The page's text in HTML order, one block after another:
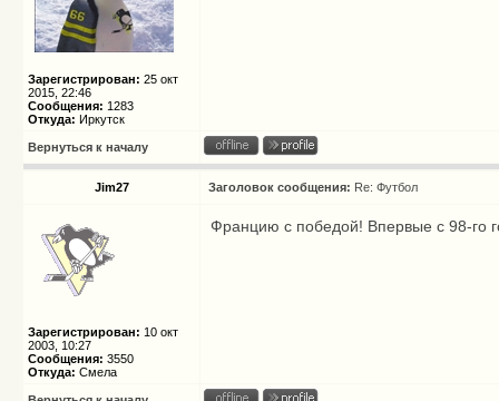
Зарегистрирован: 25 окт
2015, 22:46
Сообщения: 1283
Откуда: Иркутск
Вернуться к началу
Jim27 Заголовок сообщения: Re: Футбол
Зарегистрирован: 10 окт
2003, 10:27
Сообщения: 3550
Откуда: Смела
Францию с победой! Впервые с 98-го